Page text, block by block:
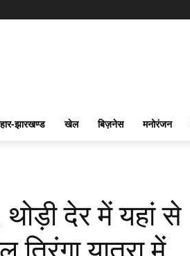
झारखण्‍ड खेल बिज़नेस मनोरंजन
देर में यहां से